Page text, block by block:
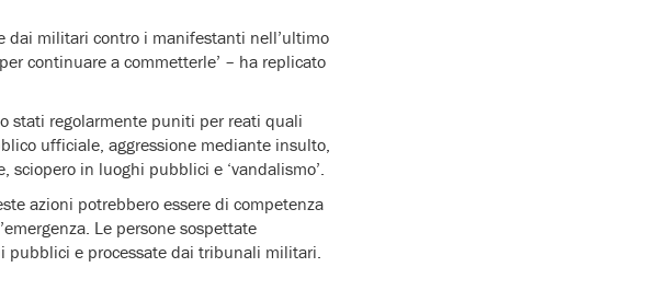
dai militari contro i manifestanti nell’ultimo
continuare a commetterle’ – ha replicato
stati regolarmente puniti per reati quali
ufficiale, aggressione mediante insulto,
in luoghi pubblici e ‘vandalismo’.
azioni potrebbero essere di competenza
Le persone sospettate
pubblici e processate dai tribunali militari.